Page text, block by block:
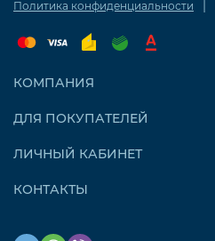
Политика конфиденциальности |
КОМПАНИЯ
ДЛЯ ПОКУПАТЕЛЕЙ
ЛИЧНЫЙ КАБИНЕТ
КОНТАКТЫ